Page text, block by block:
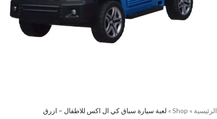
الرئيسية »
Shop
» لعبة سيارة سباق كي ال اكس للاطفال – ازرق